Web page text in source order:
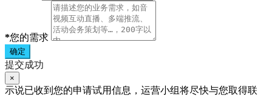
*您的需求
确定
提交成功
×
示说已收到您的申请试用信息，运营小组将尽快与您取得联